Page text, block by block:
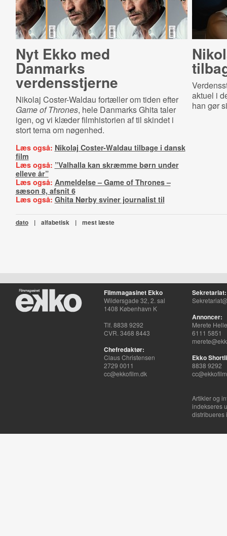
Nyt Ekko med
Danmarks
verdensstjerne
Nikolaj Coster-Waldau fortæller om tiden efter
Game of Thrones, hele Danmarks Ghita taler
igen, og vi klæder filmhistorien af til skindet i
stort tema om nøgenhed.
Læs også: Nikolaj Coster-Waldau tilbage i dansk
film
Læs også: ”Valhalla kan skræmme børn under
elleve år”
Læs også: Anmeldelse – Game of Thrones –
sæson 8, afsnit 6
Læs også: Ghita Nørby sviner journalist til
aktuel i
han gør
dato | alfabetisk | mest læste
Filmmagasinet Ekko
Wildersgade 32, 2. sal
1408 København K
Tlf. 8838 9292
CVR. 3468 8443
Chefredaktør:
Claus Christensen
2729 0011
cc@ekkofilm.dk
Sekretariat:
Annoncer:
Merete
6111 5851
Ekko
8838 9292
Artikler og
indekseres
distribueres